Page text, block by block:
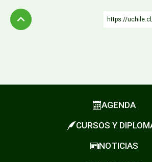
https://
AGENDA
CURSOS Y
NOTICIAS